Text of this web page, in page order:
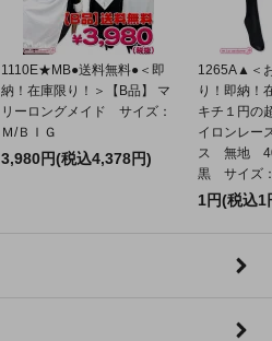
1110E★MB●送料無料●＜即
納！在庫限り！＞【B品】 マ
リーロングメイド サイズ：
Ｍ/ＢＩＧ
3,980円(税込4,378円)
1265A▲＜
り！即納！
キチ１円の
イロンレー
ス 無地
黒 サイズ
1円(税込1